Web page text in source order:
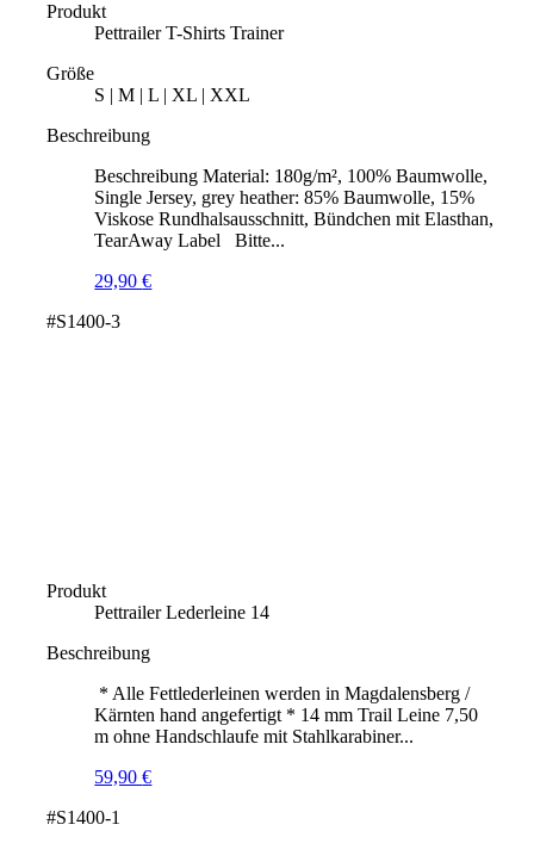
Produkt
Pettrailer T-Shirts Trainer
Größe
S | M | L | XL | XXL
Beschreibung
Beschreibung Material: 180g/m², 100% Baumwolle,
Single Jersey, grey heather: 85% Baumwolle, 15%
Viskose Rundhalsausschnitt, Bündchen mit Elasthan,
TearAway Label Bitte...
29,90€
#S1400-3
Produkt
Pettrailer Lederleine 14
Beschreibung
* Alle Fettlederleinen werden in Magdalensberg /
Kärnten hand angefertigt * 14 mm Trail Leine 7,50
m ohne Handschlaufe mit Stahlkarabiner...
59,90€
#S1400-1